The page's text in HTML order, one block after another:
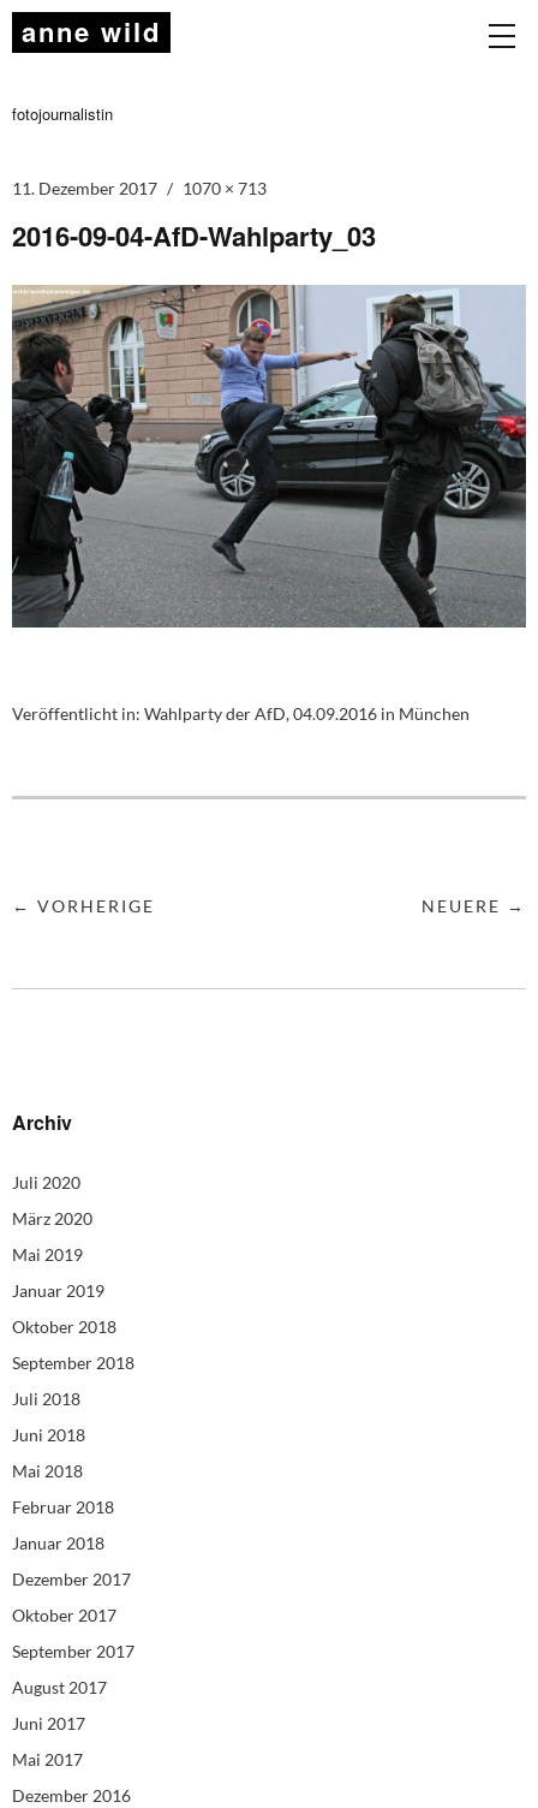
anne wild
fotojournalistin
11. Dezember 2017 1070 × 713
2016-09-04-AfD-Wahlparty_03
Veröffentlicht in: Wahlparty der AfD, 04.09.2016 in München
← VORHERIGE NEUERE →
Archiv
Juli 2020
März 2020
Mai 2019
Januar 2019
Oktober 2018
September 2018
Juli 2018
Juni 2018
Mai 2018
Februar 2018
Januar 2018
Dezember 2017
Oktober 2017
September 2017
August 2017
Juni 2017
Mai 2017
Dezember 2016